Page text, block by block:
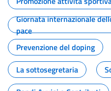
Giornata internazionale
pace
Prevenzione del doping
La sottosegretaria